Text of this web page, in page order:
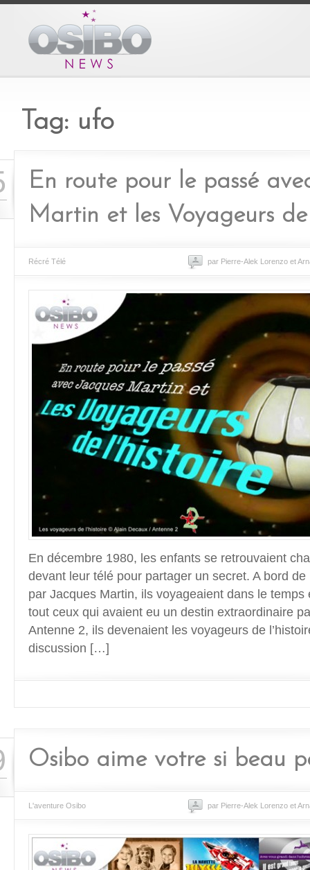
Tag: ufo
En route pour le passé
Martin et les Voyageurs de
Récré Télé par Pierre-Alek Lorenzo et
En décembre 1980, les enfants se retrouvaient
devant leur télé pour partager un secret. A bord de
par Jacques Martin, ils voyageaient dans le temps
tout ceux qui avaient eu un destin extraordinaire
Antenne 2, ils devenaient les voyageurs de
discussion […]
Osibo aime votre si beau
L'aventure Osibo par Pierre-Alek Lorenzo et